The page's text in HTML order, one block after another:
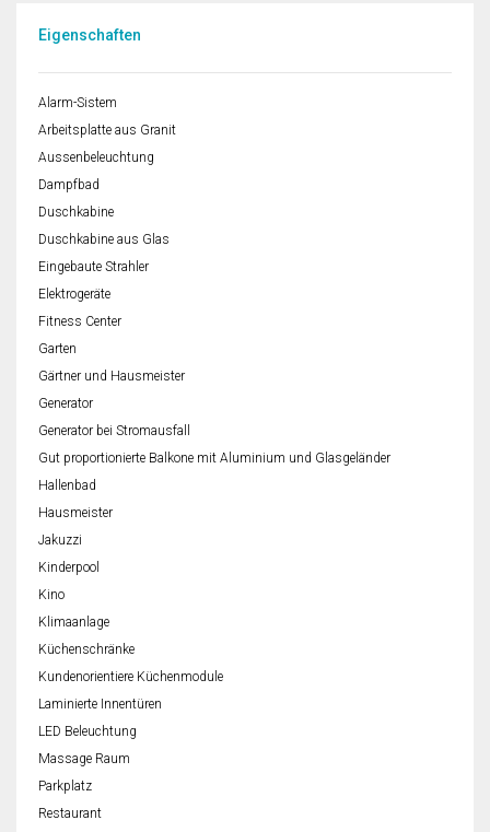
Eigenschaften
Alarm-Sistem
Arbeitsplatte aus Granit
Aussenbeleuchtung
Dampfbad
Duschkabine
Duschkabine aus Glas
Eingebaute Strahler
Elektrogeräte
Fitness Center
Garten
Gärtner und Hausmeister
Generator
Generator bei Stromausfall
Gut proportionierte Balkone mit Aluminium und Glasgeländer
Hallenbad
Hausmeister
Jakuzzi
Kinderpool
Kino
Klimaanlage
Küchenschränke
Kundenorientiere Küchenmodule
Laminierte Innentüren
LED Beleuchtung
Massage Raum
Parkplatz
Restaurant